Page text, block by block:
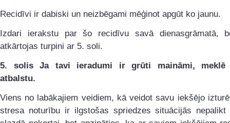
Recidīvi ir dabiski un neizbēgami mēģinot apgūt ko jaunu.
Izdari ierakstu par šo recidīvu savā dienasgrāmatā,
atkārtojas turpini ar 5. soli.
5. solisJa tavi ieradumi ir grūti maināmi, meklē
atbalstu.
Viens no labākajiem veidiem, kā veidot savu iekšējo
stresa noturību ir ilgstošas spriedzes situācijās nepalikt